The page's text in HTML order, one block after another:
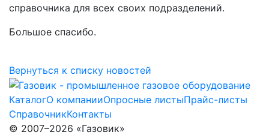
справочника для всех своих подразделений.
Большое спасибо.
Вернуться к списку новостей
КаталогО компанииОпросные листыПрайс-листы
СправочникКонтакты
© 2007–2026 «Газовик»